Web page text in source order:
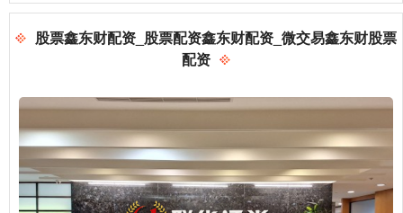
股票鑫东财配资_股票配资鑫东财配资_微交易鑫东财股票
配资